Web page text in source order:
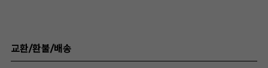
교환/환불/배송